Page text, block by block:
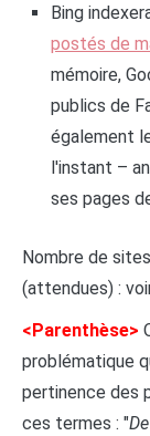
Bing
postés de
mémoire,
publics de
également
l'instant –
ses pages
Nombre de
(attendues) :
<Parenthèse>
problématique
pertinence des
ces termes : "